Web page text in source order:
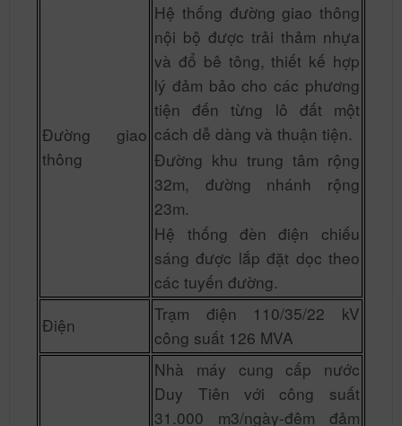
Đường giao
thông
Hệ thống đường giao thông
nội bộ được trải thảm nhựa
và đổ bê tông, thiết kế hợp
lý đảm bảo cho các phương
tiện đến từng lô đất một
cách dễ dàng và thuận tiện.
Đường khu trung tâm rộng
32m, đường nhánh rộng
23m.
Hệ thống đèn điện chiếu
sáng được lắp đặt dọc theo
các tuyến đường.
Điện
Trạm điện 110/35/22 kV
công suất 126 MVA
Nhà máy cung cấp nước
Duy Tiên với công suất
31.000 m3/ngày-đêm đảm